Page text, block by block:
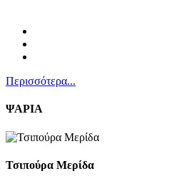
Περισσότερα...
ΨΑΡΙΑ
Τσιπούρα Μερίδα